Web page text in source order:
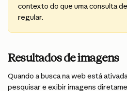
contexto do que uma consulta
regular.
Resultados de imagens
Quando a busca na web está
pesquisar e exibir imagens